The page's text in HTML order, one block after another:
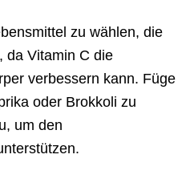
zu wählen, die
da Vitamin C die
verbessern kann. Füge
oder Brokkoli zu
um den